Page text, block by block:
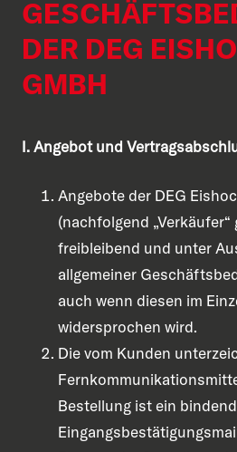
DER DEG
GMBH
I. Angebot und
Angebote der DEG
(nachfolgend
freibleibend und unter
allgemeiner
auch wenn diesen im
widersprochen wird.
Die vom Kunden
Bestellung ist ein